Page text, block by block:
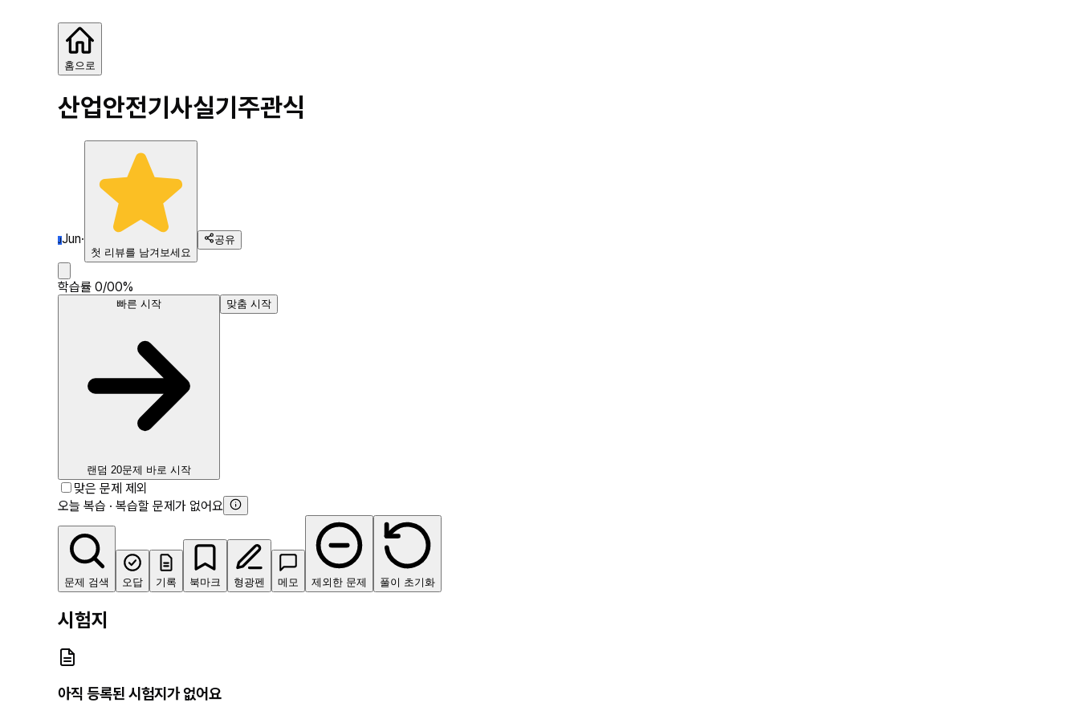
산업안전기사실기
홈으로
산업안전기사실기 주관식
JJun·
첫 리뷰를 남겨보세요
공유
학습률 0/00%
빠른 시작
랜덤 20문제 바로 시작
맞춤 시작
맞은 문제 제외
오늘 복습 · 복습할 문제가 없어요
문제 검색 오답 기록 북마크 형광펜 메모 제외한 문제 풀이 초기화
시험지
아직 등록된 시험지가 없어요